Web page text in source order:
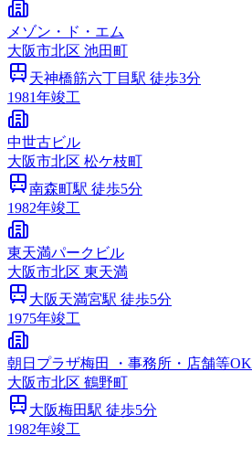
メゾン・ド・エム
大阪市北区 池田町
天神橋筋六丁目 駅 徒歩3分
1981年竣工
中世古ビル
大阪市北区 松ケ枝町
南森町駅 徒歩5分
1982年竣工
東天満パークビル
大阪市北区 東天満
大阪天満宮駅 徒歩5分
1975年竣工
朝日プラザ梅田 ・事務所・店舗等OK
大阪市北区 鶴野町
大阪梅田駅 徒歩5分
1982年竣工